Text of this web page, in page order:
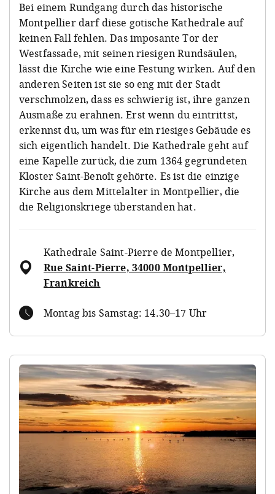
Bei einem Rundgang durch das historische
Montpellier darf diese gotische Kathedrale auf
keinen Fall fehlen. Das imposante Tor der
Westfassade, mit seinen riesigen Rundsäulen,
lässt die Kirche wie eine Festung wirken. Auf den
anderen Seiten ist sie so eng mit der Stadt
verschmolzen, dass es schwierig ist, ihre ganzen
Ausmaße zu erahnen. Erst wenn du eintrittst,
erkennst du, um was für ein riesiges Gebäude es
sich eigentlich handelt. Die Kathedrale geht auf
eine Kapelle zurück, die zum 1364 gegründeten
Kloster Saint-Benoît gehörte. Es ist die einzige
Kirche aus dem Mittelalter in Montpellier, die
die Religionskriege überstanden hat.
Kathedrale Saint-Pierre de Montpellier,
Rue Saint-Pierre, 34000 Montpellier,
Frankreich
Montag bis Samstag: 14.30–17 Uhr